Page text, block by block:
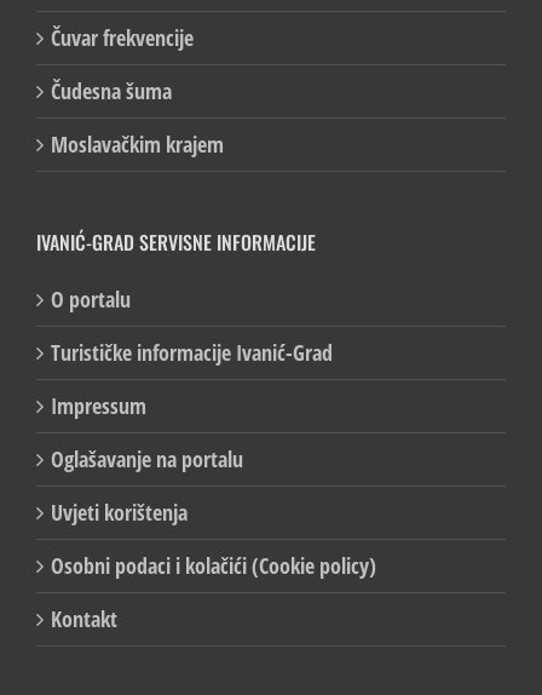
Čuvar frekvencije
Čudesna šuma
Moslavačkim krajem
IVANIĆ-GRAD SERVISNE INFORMACIJE
O portalu
Turističke informacije Ivanić-Grad
Impressum
Oglašavanje na portalu
Uvjeti korištenja
Osobni podaci i kolačići (Cookie policy)
Kontakt